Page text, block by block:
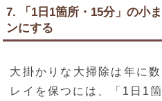
7. 「1日1箇所・15分」の小
ンにする
大掛かりな大掃除は年に
レイを保つには、「1日1